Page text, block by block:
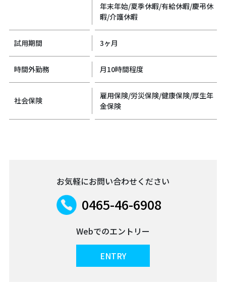
年末年始/夏季休暇/有給休暇/慶弔休
暇/介護休暇
試用期間 3ヶ月
時間外勤務 月10時間程度
社会保険
雇用保険/労災保険/健康保険/厚生年
金保険
お気軽にお問い合わせください
0465-46-6908
Webでのエントリー
ENTRY